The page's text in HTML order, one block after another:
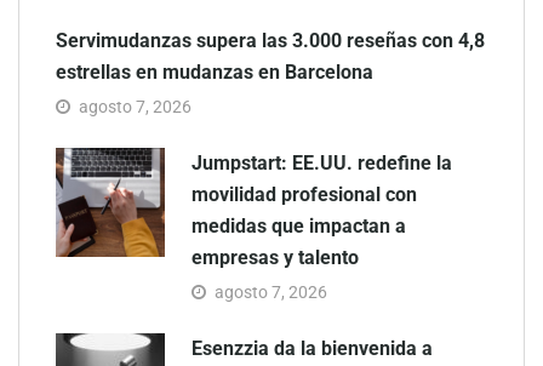
Servimudanzas supera las 3.000 reseñas con 4,8
estrellas en mudanzas en Barcelona
agosto 7, 2026
Jumpstart: EE.UU. redefine la
movilidad profesional con
medidas que impactan a
empresas y talento
agosto 7, 2026
Esenzzia da la bienvenida a